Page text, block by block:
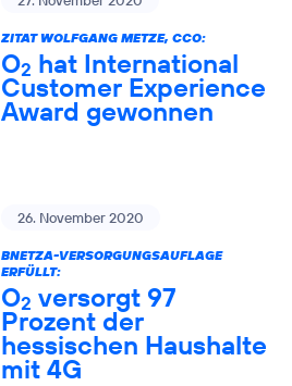
ZITAT WOLFGANG METZE, CCO:
O2 hat International
Customer Experience
Award gewonnen
26. November 2020
BNETZA-VERSORGUNGSAUFLAGE
ERFÜLLT:
O2 versorgt 97
Prozent der
hessischen Haushalte
mit 4G